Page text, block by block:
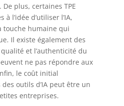
plus, certaines TPE
l’idée d’utiliser l’IA,
touche humaine qui
Il existe également des
et l’authenticité du
ne pas répondre aux
le coût initial
outils d’IA peut être un
entreprises.